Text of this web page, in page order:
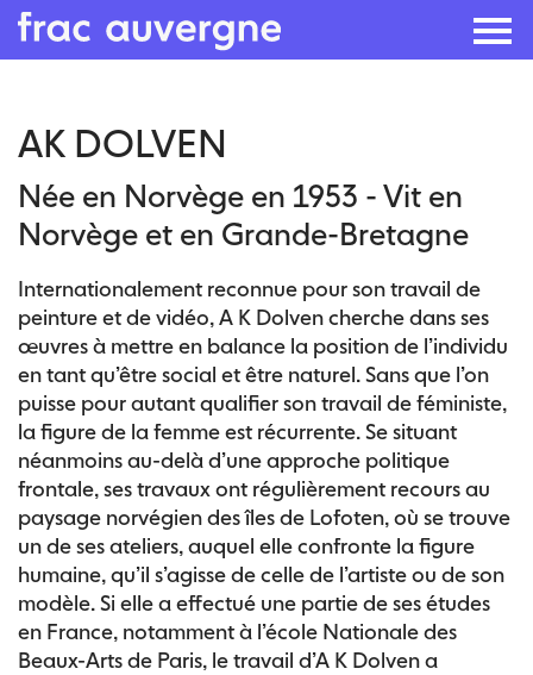
content
AK DOLVEN
Née en Norvège en 1953 - Vit en
Norvège et en Grande-Bretagne
Internationalement reconnue pour son travail de
peinture et de vidéo, A K Dolven cherche dans ses
œuvres à mettre en balance la position de l’individu
en tant qu’être social et être naturel. Sans que l’on
puisse pour autant qualifier son travail de féministe,
la figure de la femme est récurrente. Se situant
néanmoins au-delà d’une approche politique
frontale, ses travaux ont régulièrement recours au
paysage norvégien des îles de Lofoten, où se trouve
un de ses ateliers, auquel elle confronte la figure
humaine, qu’il s’agisse de celle de l’artiste ou de son
modèle. Si elle a effectué une partie de ses études
en France, notamment à l’école Nationale des
Beaux-Arts de Paris, le travail d’A K Dolven a